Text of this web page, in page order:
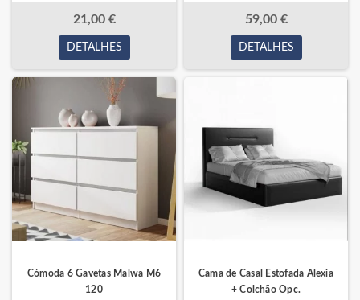
21,00 €
DETALHES
59,00 €
DETALHES
Cómoda 6 Gavetas Malwa M6
120
Cama de Casal Estofada Alexia
+ Colchão Opc.